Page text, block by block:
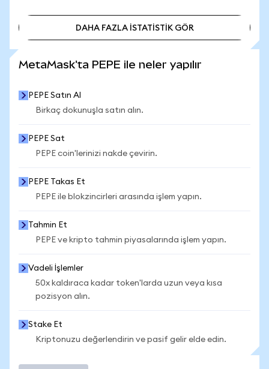
DAHA FAZLA İSTATİSTİK GÖR
MetaMask'ta PEPE ile neler yapılır
PEPE Satın Al
Birkaç dokunuşla satın alın.
PEPE Sat
PEPE coin'lerinizi nakde çevirin.
PEPE Takas Et
PEPE ile blokzincirleri arasında işlem yapın.
Tahmin Et
PEPE ve kripto tahmin piyasalarında işlem yapın.
Vadeli İşlemler
50x kaldıraca kadar token'larda uzun veya kısa
pozisyon alın.
Stake Et
Kriptonuzu değerlendirin ve pasif gelir elde edin.